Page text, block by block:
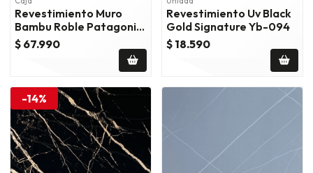
Revestimiento Muro
Bambu Roble Patagonia
- Nb155-208
$ 67.990
Revestimiento Uv Black
Gold Signature Yb-094
$ 18.590
-14%